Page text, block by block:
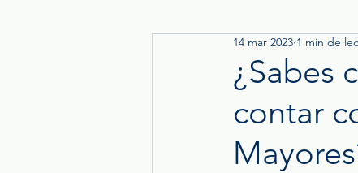
Beneficios para empleados
Podcast - Las Voces del Seguro
¿Sabes
contar
14 mar 2023 1 min de